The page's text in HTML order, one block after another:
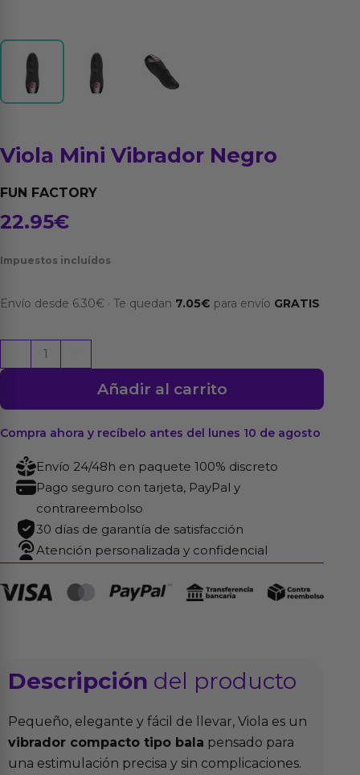
Viola Mini Vibrador Negro
FUN FACTORY
22.95€
Impuestos incluídos
Envío desde 6.30€ · Te quedan 7.05€ para envío GRATIS
Mini
Negro
cantidad
Añadir al carrito
Compra ahora y recíbelo antes del lunes 10 de agosto
Envío 24/48h en paquete 100% discreto
Pago seguro con tarjeta, PayPal y
contrareembolso
30 días de garantía de satisfacción
Atención personalizada y confidencial
Descripción del producto
Pequeño, elegante y fácil de llevar, Viola es un
vibrador compacto tipo bala pensado para
una estimulación precisa y sin complicaciones.